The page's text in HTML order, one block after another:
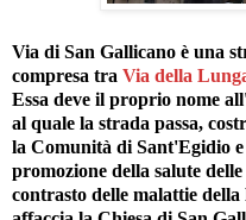
Via di San Gallicano è una
compresa tra Via della
Essa deve il proprio nome
al quale la strada passa,
la Comunità di Sant'Egidio
promozione della salute
contrasto delle malattie